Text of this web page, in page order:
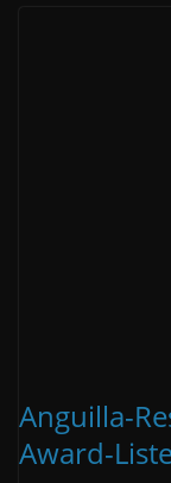
Anguilla-
Award-